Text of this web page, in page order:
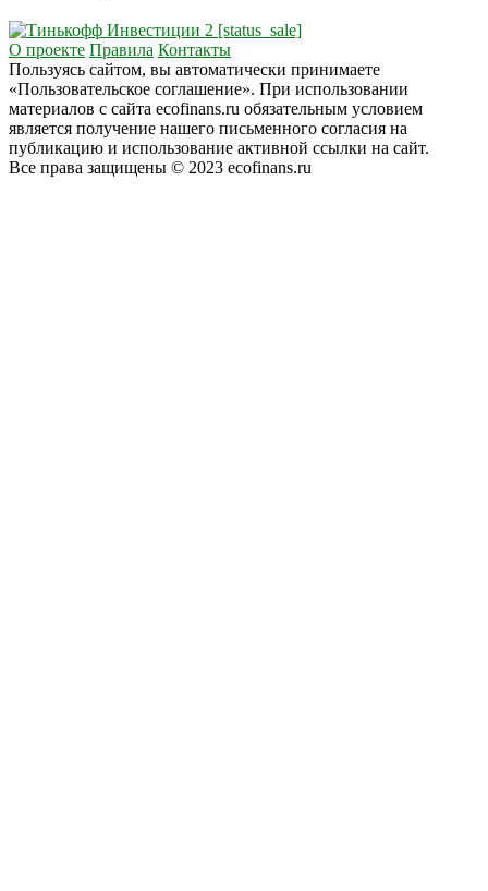
О проекте Правила Контакты
Пользуясь сайтом, вы автоматически принимаете
«Пользовательское соглашение». При использовании
материалов с сайта ecofinans.ru обязательным условием
является получение нашего письменного согласия на
публикацию и использование активной ссылки на сайт.
Все права защищены © 2023 ecofinans.ru